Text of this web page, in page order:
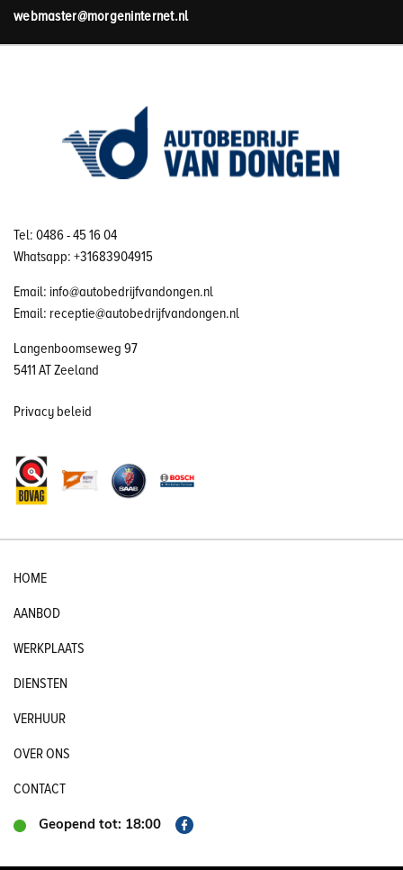
webmaster@morgeninternet.nl
Tel: 0486 - 45 16 04
Whatsapp: +31683904915
Email: info@autobedrijfvandongen.nl
Email: receptie@autobedrijfvandongen.nl
Langenboomseweg 97
5411 AT Zeeland
Privacy beleid
HOME
AANBOD
WERKPLAATS
DIENSTEN
VERHUUR
OVER ONS
CONTACT
Geopend tot: 18:00